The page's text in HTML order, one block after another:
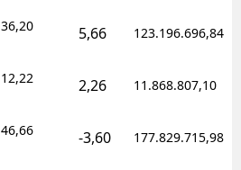
36,20 5,66 123.196.696,84
12,22 2,26 11.868.807,10
46,66 -3,60 177.829.715,98